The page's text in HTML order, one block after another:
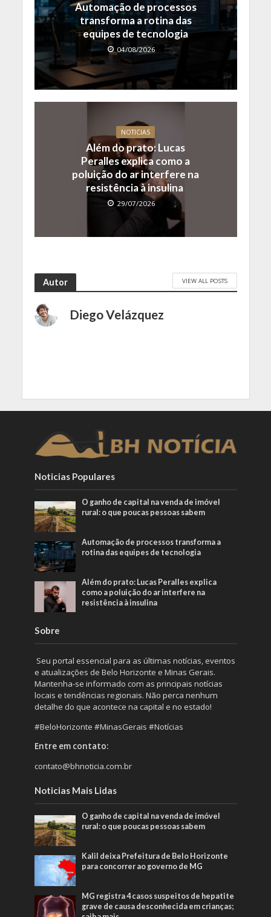
Automação de processos
transforma a rotina das
equipes de tecnologia
04/08/2026
NOTICIAS
Além do prato: Lucas
Peralles explica como a
poluição do ar interfere na
resistência à insulina
29/07/2026
Autor VIEW ALL POSTS
Diego Velázquez
Noticias Populares
O ganho de capital na venda de imóvel
rural: o que poucas pessoas sabem
Automação de processos transforma a
rotina das equipes de tecnologia
Além do prato: Lucas Peralles explica
como a poluição do ar interfere na
resistência à insulina
Sobre
Seu portal essencial para as últimas notícias, eventos
e atualizações de Belo Horizonte e Minas Gerais.
Mantenha-se informado com as principais notícias
locais e tendências regionais. Não perca nenhum
detalhe do que acontece na capital e no estado!
#BeloHorizonte #MinasGerais #Notícias
Entre em contato:
contato@bhnoticia.com.br
Noticias Mais Lidas
O ganho de capital na venda de imóvel
rural: o que poucas pessoas sabem
Kalil deixa Prefeitura de Belo Horizonte
para concorrer ao governo de MG
MG registra 4 casos suspeitos de hepatite
grave de causa desconhecida em crianças;